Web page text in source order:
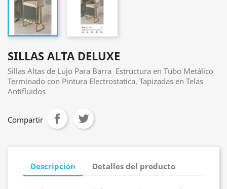
SILLAS ALTA DELUXE
Sillas Altas de Lujo Para Barra Estructura en Tubo Metálico
Terminado con Pintura Electrostatica. Tapizadas en Telas
Antifluidos
Compartir
Descripción Detalles del producto